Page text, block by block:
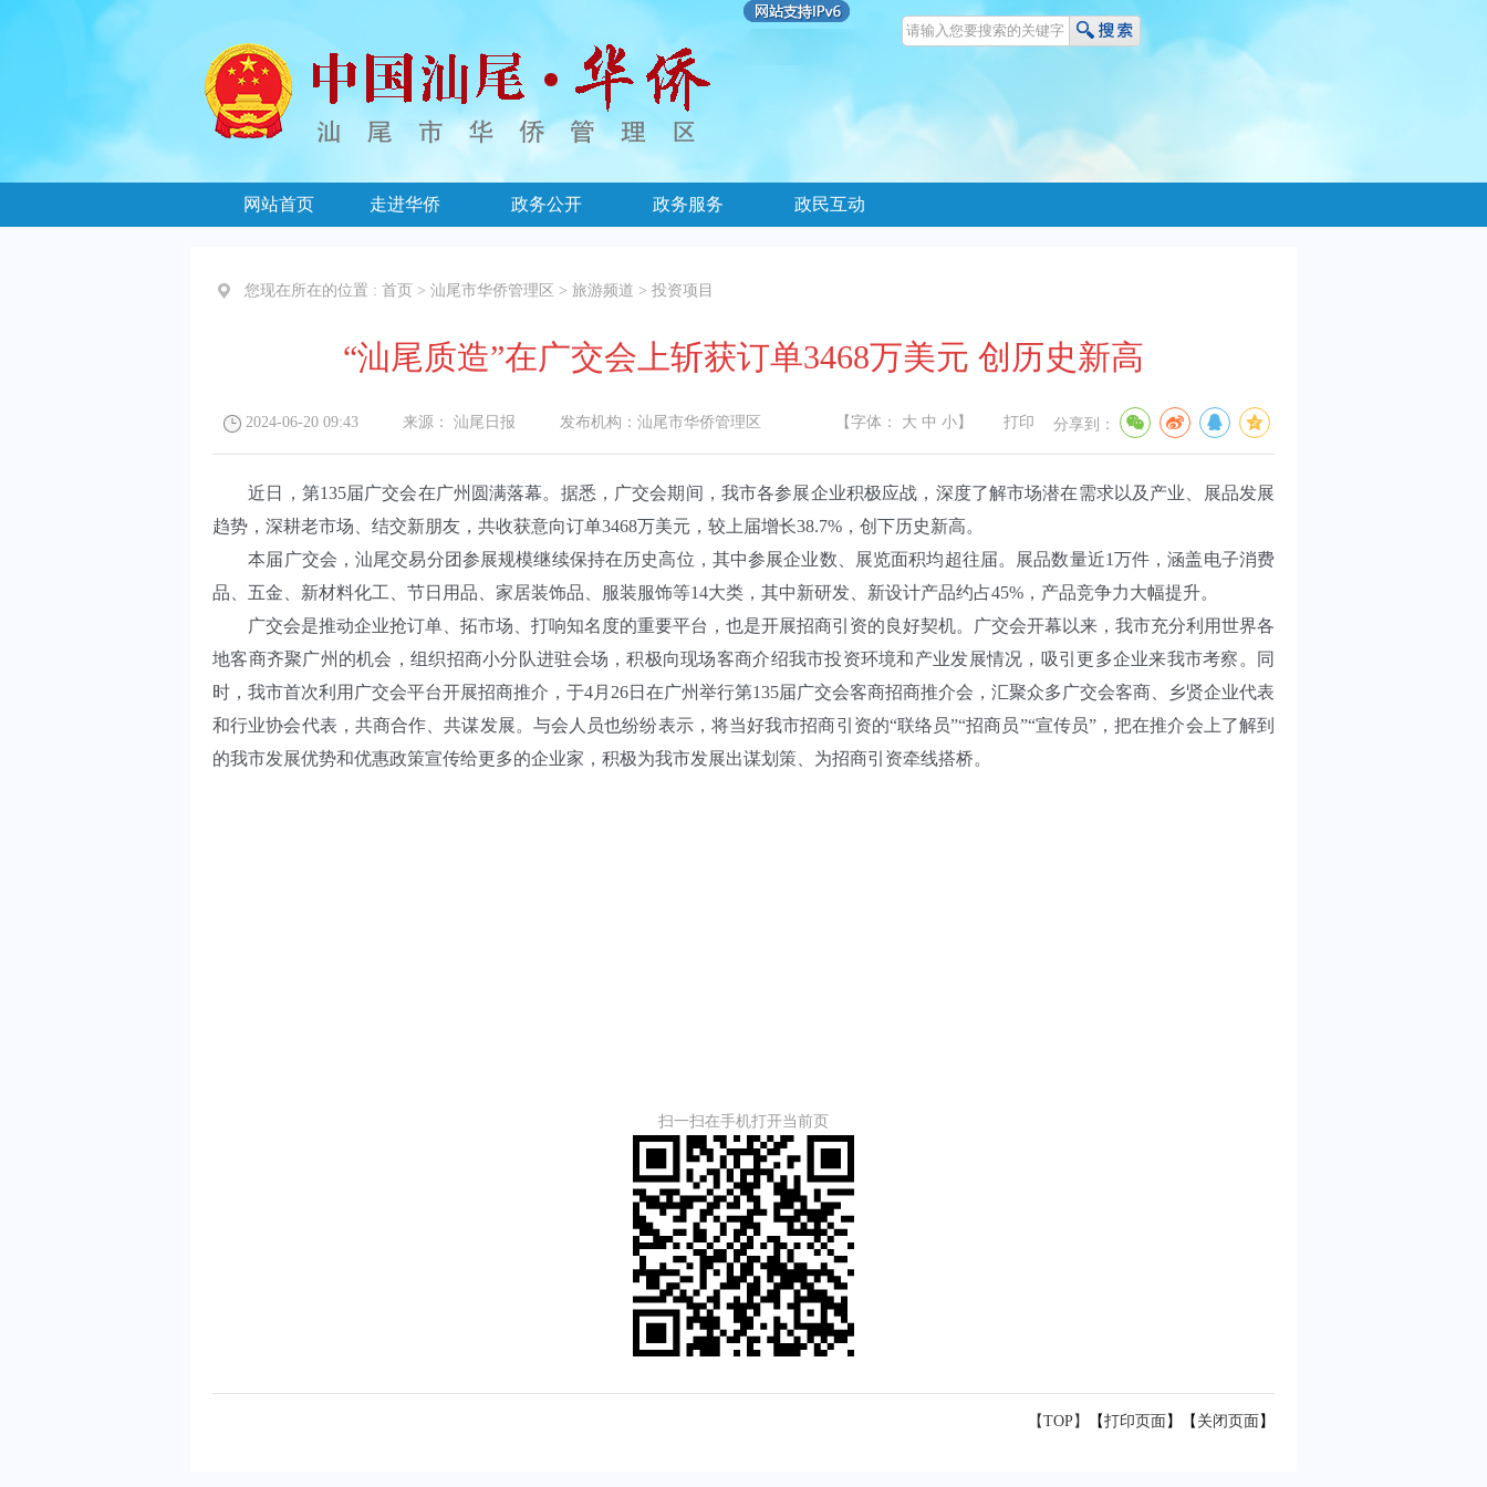
网站首页 走进华侨 政务公开 政务服务 政民互动
您现在所在的位置 : 首页 > 汕尾市华侨管理区 > 旅游频道 > 投资项目
“汕尾质造”在广交会上斩获订单3468万美元 创历史新高
2024-06-20 09:43 来源： 汕尾日报 发布机构： 汕尾市华侨管理区 【字体： 大 中 小 】 打印 分享到：
近日，第135届广交会在广州圆满落幕。据悉，广交会期间，我市各参展企业积极应战，深度了解市场潜在需求以及产业、展品发展
趋势，深耕老市场、结交新朋友，共收获意向订单3468万美元，较上届增长38.7%，创下历史新高。
本届广交会，汕尾交易分团参展规模继续保持在历史高位，其中参展企业数、展览面积均超往届。展品数量近1万件，涵盖电子消费
品、五金、新材料化工、节日用品、家居装饰品、服装服饰等14大类，其中新研发、新设计产品约占45%，产品竞争力大幅提升。
广交会是推动企业抢订单、拓市场、打响知名度的重要平台，也是开展招商引资的良好契机。广交会开幕以来，我市充分利用世界各
地客商齐聚广州的机会，组织招商小分队进驻会场，积极向现场客商介绍我市投资环境和产业发展情况，吸引更多企业来我市考察。同
时，我市首次利用广交会平台开展招商推介，于4月26日在广州举行第135届广交会客商招商推介会，汇聚众多广交会客商、乡贤企业代表
和行业协会代表，共商合作、共谋发展。与会人员也纷纷表示，将当好我市招商引资的“联络员”“招商员”“宣传员”，把在推介会上了解到
的我市发展优势和优惠政策宣传给更多的企业家，积极为我市发展出谋划策、为招商引资牵线搭桥。
扫一扫在手机打开当前页
【TOP】 【打印页面 】【 关闭页面 】